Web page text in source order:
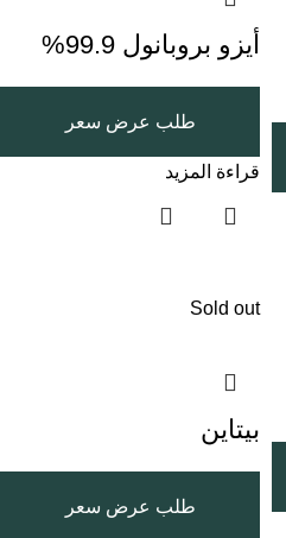
أيزو بروبانول 99.9%
طلب عرض سعر
قراءة المزيد
Sold out
بيتاين
طلب عرض سعر